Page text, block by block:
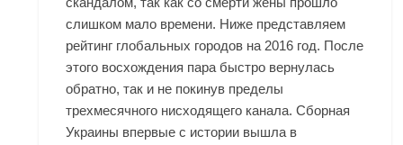
слишком мало времени. Ниже представляем
рейтинг глобальных городов на 2016 год. После
этого восхождения пара быстро вернулась
обратно, так и не покинув пределы
трехмесячного нисходящего канала. Сборная
Украины впервые с истории вышла в